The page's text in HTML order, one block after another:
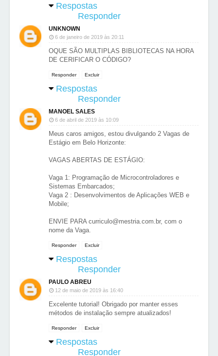
Respostas
Responder
UNKNOWN
6 de janeiro de 2019 às 20:11
OQUE SÃO MULTIPLAS BIBLIOTECAS NA HORA
DE CERIFICAR O CÓDIGO?
Responder Excluir
Respostas
Responder
MANOEL SALES
6 de abril de 2019 às 10:09
Meus caros amigos, estou divulgando 2 Vagas de
Estágio em Belo Horizonte:
VAGAS ABERTAS DE ESTÁGIO:
Vaga 1: Programação de Microcontroladores e
Sistemas Embarcados;
Vaga 2 : Desenvolvimentos de Aplicações WEB e
Mobile;
ENVIE PARA curriculo@mestria.com.br, com o
nome da Vaga.
Responder Excluir
Respostas
Responder
PAULO ABREU
12 de maio de 2019 às 16:40
Excelente tutorial! Obrigado por manter esses
métodos de instalação sempre atualizados!
Responder Excluir
Respostas
Responder